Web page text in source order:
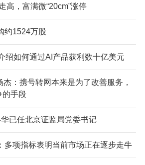
高，富满微“20cm”涨停
约1524万股
绍如何通过AI产品获利数十亿美元
杰：携号转网本来是为了改善服务，
的手段
已任北京证监局党委书记
多项指标表明当前市场正在逐步走牛